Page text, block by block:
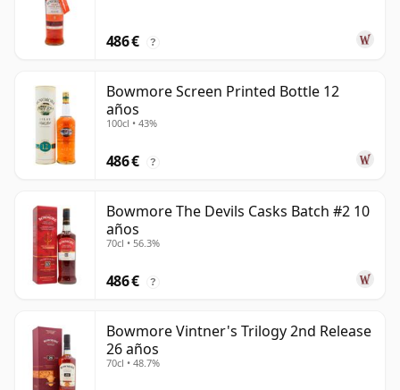
486 € ?
Bowmore Screen Printed Bottle 12
años
100cl • 43%
486 € ?
Bowmore The Devils Casks Batch #2 10
años
70cl • 56.3%
486 € ?
Bowmore Vintner's Trilogy 2nd Release
26 años
70cl • 48.7%